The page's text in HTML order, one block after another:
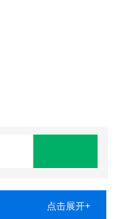
点击展开+